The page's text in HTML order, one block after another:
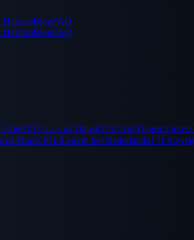
BlogFAQ
BlogFAQ
🇩🇰Læs på Dansk🇩🇪Auf Deutsch lesen
på Norsk🇳🇱Lees in het Nederlands🇵🇱